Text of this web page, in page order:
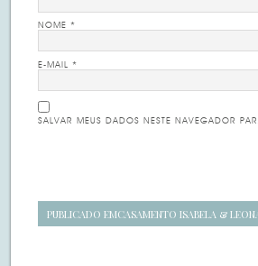
NOME *
E-MAIL *
SALVAR MEUS DADOS NESTE NAVEGADOR
Navegação
PUBLICADO EMCASAMENTO ISABELA &